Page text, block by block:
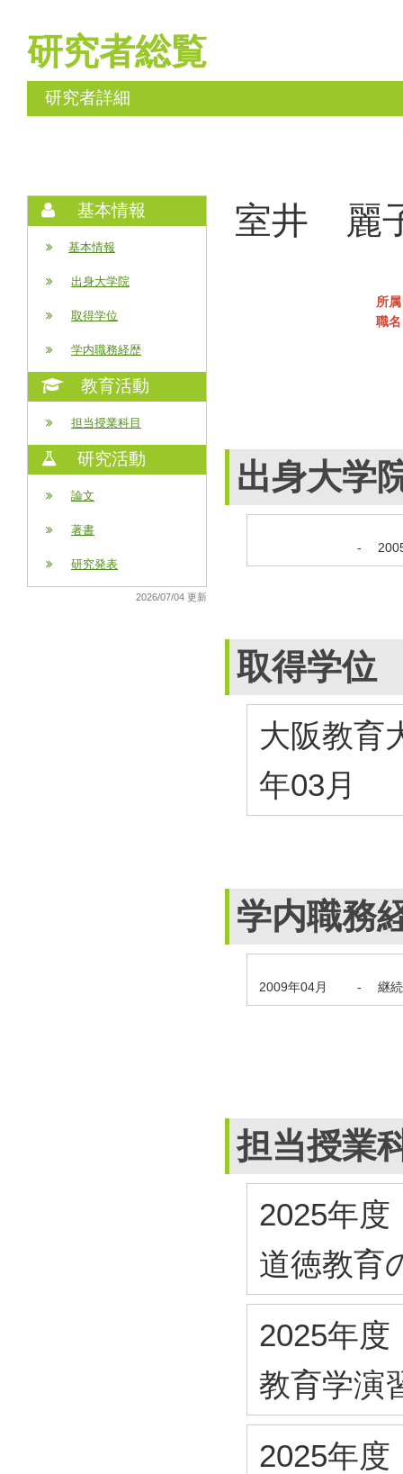
研究者総覧
研究者詳細
基本情報
基本情報
出身大学院
取得学位
学内職務経歴
教育活動
担当授業科目
研究活動
論文
著書
研究発表
2026/07/04 更新
室井 麗
所属
職名
出身大学
-
取得学位
大阪教育
年03月
学内職務
2009年04月 - 継
担当授業
2025年度
道徳教育
2025年度
教育学演
2025年度